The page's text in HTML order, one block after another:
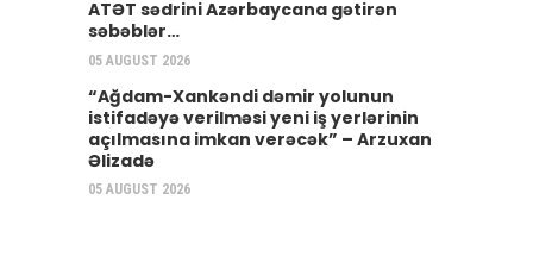
ATƏT sədrini Azərbaycana gətirən
səbəblər…
05 AUGUST 2026
“Ağdam-Xankəndi dəmir yolunun
istifadəyə verilməsi yeni iş yerlərinin
açılmasına imkan verəcək” – Arzuxan
Əlizadə
05 AUGUST 2026